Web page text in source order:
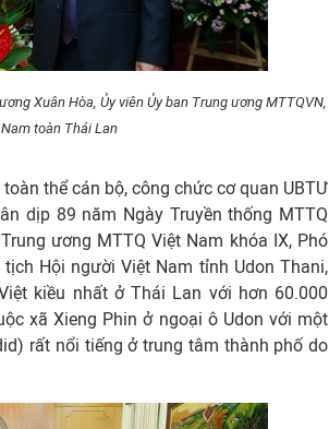
Xuân Hòa, Ủy viên Ủy ban Trung ương MTTQVN,
toàn Thái Lan
thể cán bộ, công chức cơ quan UBTƯ
dịp 89 năm Ngày Truyền thống MTTQ
ương MTTQ Việt Nam khóa IX, Phó
Hội người Việt Nam tỉnh Udon Thani,
kiều nhất ở Thái Lan với hơn 60.000
xã Xieng Phin ở ngoại ô Udon với một
rất nổi tiếng ở trung tâm thành phố do